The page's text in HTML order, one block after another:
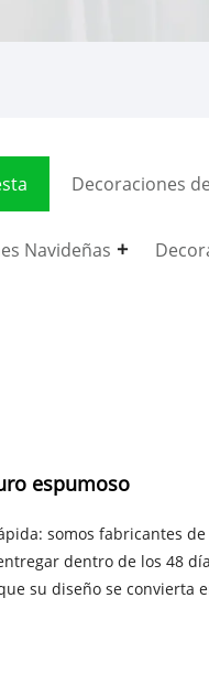
Decoraciones
Navideñas
espumoso
somos fabricantes
dentro de los 48
su diseño se convierta